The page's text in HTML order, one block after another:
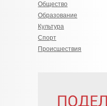
Общество
Образование
Культура
Спорт
Происшествия